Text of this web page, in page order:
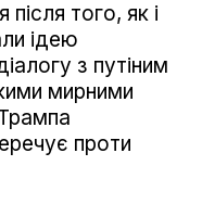
того, як і
ідею
з путіним
мирними
проти